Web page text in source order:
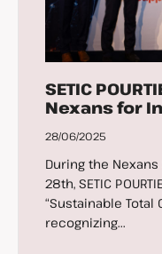
SETIC
Nexans for
28/06/2025
During the
28th, SETIC
“Sustainable Total
recognizing...